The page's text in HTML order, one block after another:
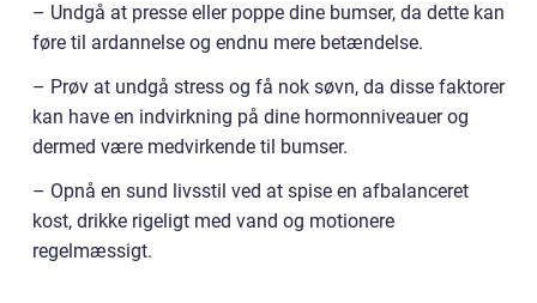
– Undgå at presse eller poppe dine bumser, da dette kan
føre til ardannelse og endnu mere betændelse.
– Prøv at undgå stress og få nok søvn, da disse faktorer
kan have en indvirkning på dine hormonniveauer og
dermed være medvirkende til bumser.
– Opnå en sund livsstil ved at spise en afbalanceret
kost, drikke rigeligt med vand og motionere
regelmæssigt.